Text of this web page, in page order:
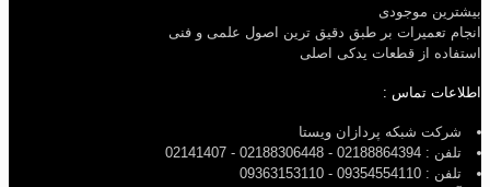
بیشترین موجودی
انجام تعمیرات بر طبق دقیق ترین اصول علمی و فنی
استفاده از قطعات یدکی اصلی
اطلاعات تماس :
شرکت شبکه پردازان ویستا
تلفن : 02188864394 - 02188306448 - 02141407
تلفن : 09354554110 - 09363153110